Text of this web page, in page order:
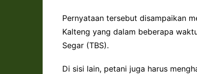
Pernyataan tersebut disampaikan
Kalteng yang dalam beberapa
Segar (TBS).
Di sisi lain, petani juga harus